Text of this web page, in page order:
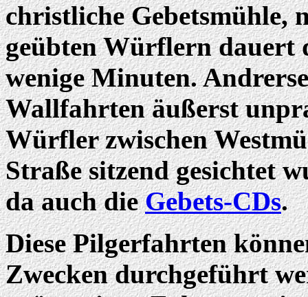
christliche Gebetsmühle,
geübten Würflern dauert
wenige Minuten.
Wallfahrten äußerst
Würfler zwischen
Straße sitzend gesichtet
da auch dieGebets-CDs.
Diese Pilgerfahrten
Zwecken durchgeführt